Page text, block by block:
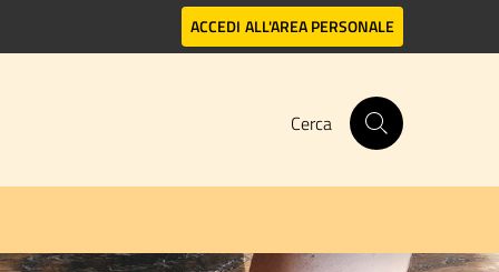
ACCEDI ALL'AREA PERSONALE
Cerca